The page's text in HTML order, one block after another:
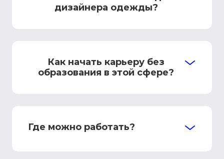
дизайнера одежды?
Как начать карьеру без
образования в этой сфере?
Где можно работать?